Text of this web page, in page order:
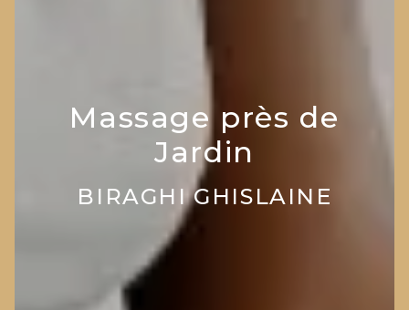
Massage près de
Jardin
BIRAGHI GHISLAINE